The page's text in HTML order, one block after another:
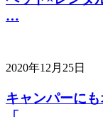
…
2020年12月25日
キャンパーに